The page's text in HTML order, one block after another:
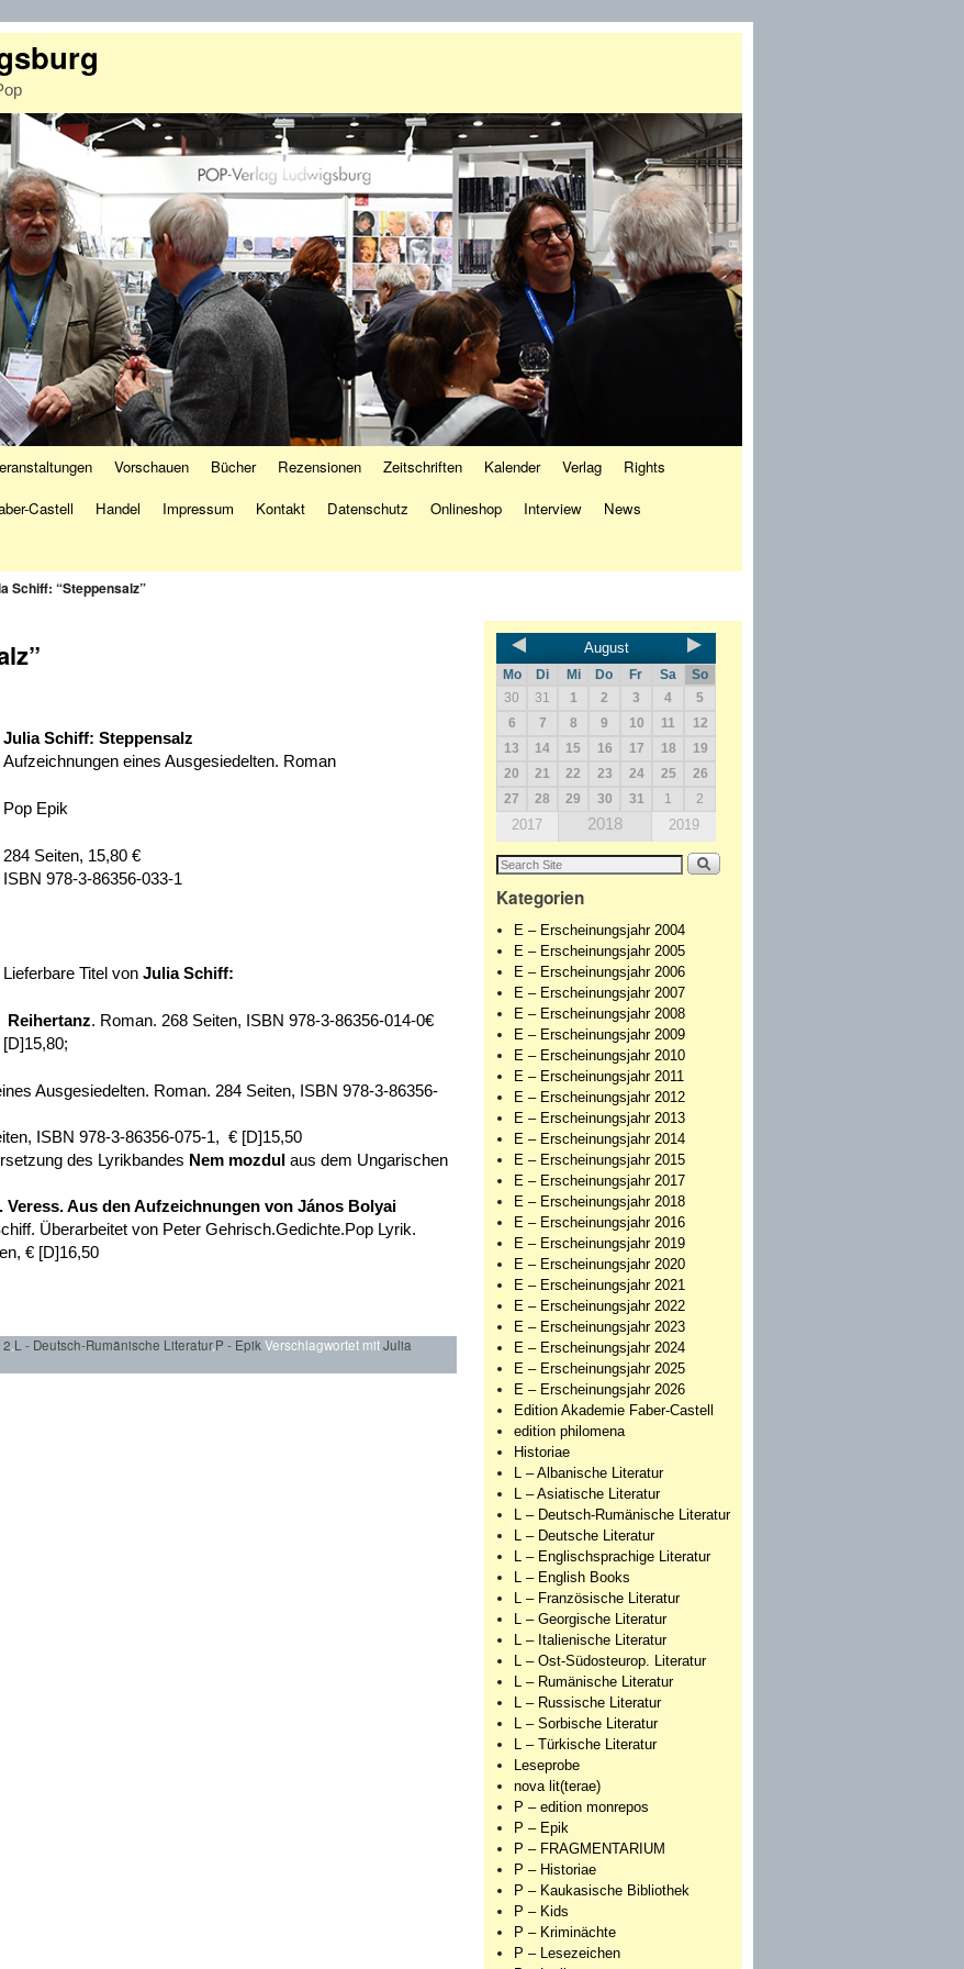
Vorschauen Bücher Rezensionen Zeitschriften Kalender Verlag
Rights
Castell Handel Impressum Kontakt Datenschutz Onlineshop Interview
News
Schiff: “Steppensalz”
Julia Schiff: Steppensalz
Aufzeichnungen eines Ausgesiedelten. Roman
Pop Epik
284 Seiten, 15,80 €
ISBN 978-3-86356-033-1
Lieferbare Titel von Julia Schiff:
Reihertanz. Roman. 268 Seiten, ISBN 978-3-86356-014-0€
[D]15,80;
Ausgesiedelten. Roman. 284 Seiten, ISBN 978-3-86356-
ISBN 978-3-86356-075-1, € [D]15,50
des Lyrikbandes Nem mozdul aus dem Ungarischen
Veress.Aus den Aufzeichnungen von János Bolyai
Überarbeitet von Peter Gehrisch.Gedichte.Pop Lyrik.
€ [D]16,50
L - Deutsch-Rumänische Literatur,P - Epik Verschlagwortet mitJulia
August
Mo Di Mi Do Fr Sa
So
30
31 1 2 3 4
5
6
7 8 9 10 11
12
13
14 15 16 17 18
19
20
21 22 23 24 25
26
27
28 29 30 31 1 2
2017 2018 2019
Kategorien
E – Erscheinungsjahr 2004
E – Erscheinungsjahr 2005
E – Erscheinungsjahr 2006
E – Erscheinungsjahr 2007
E – Erscheinungsjahr 2008
E – Erscheinungsjahr 2009
E – Erscheinungsjahr 2010
E – Erscheinungsjahr 2011
E – Erscheinungsjahr 2012
E – Erscheinungsjahr 2013
E – Erscheinungsjahr 2014
E – Erscheinungsjahr 2015
E – Erscheinungsjahr 2017
E – Erscheinungsjahr 2018
E – Erscheinungsjahr 2016
E – Erscheinungsjahr 2019
E – Erscheinungsjahr 2020
E – Erscheinungsjahr 2021
E – Erscheinungsjahr 2022
E – Erscheinungsjahr 2023
E – Erscheinungsjahr 2024
E – Erscheinungsjahr 2025
E – Erscheinungsjahr 2026
Edition Akademie Faber-Castell
edition philomena
Historiae
L – Albanische Literatur
L – Asiatische Literatur
L – Deutsch-Rumänische Literatur
L – Deutsche Literatur
L – Englischsprachige Literatur
L – English Books
L – Französische Literatur
L – Georgische Literatur
L – Italienische Literatur
L – Ost-Südosteurop. Literatur
L – Rumänische Literatur
L – Russische Literatur
L – Sorbische Literatur
L – Türkische Literatur
Leseprobe
nova lit(terae)
P – edition monrepos
P – Epik
P – FRAGMENTARIUM
P – Historiae
P – Kaukasische Bibliothek
P – Kids
P – Kriminächte
P – Lesezeichen